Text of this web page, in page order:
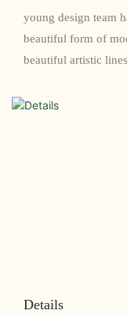
young design team
beautiful form of
beautiful artistic
Details